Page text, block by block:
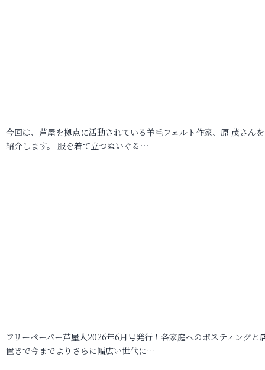
今回は、芦屋を拠点に活動されている羊毛フェルト作家、原 茂さん
紹介します。 服を着て立つぬいぐる…
フリーペーパー芦屋人2026年6月号発行！各家庭へのポスティングと
置きで今までよりさらに幅広い世代に…